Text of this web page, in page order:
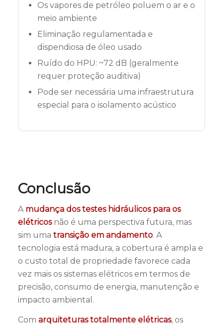
Os vapores de petróleo poluem o ar e o
meio ambiente
Eliminação regulamentada e
dispendiosa de óleo usado
Ruído do HPU: ~72 dB (geralmente
requer proteção auditiva)
Pode ser necessária uma infraestrutura
especial para o isolamento acústico
Conclusão
A mudança dos testes hidráulicos para os
elétricos não é uma perspectiva futura, mas
sim uma transição em andamento. A
tecnologia está madura, a cobertura é ampla e
o custo total de propriedade favorece cada
vez mais os sistemas elétricos em termos de
precisão, consumo de energia, manutenção e
impacto ambiental.
Com arquiteturas totalmente elétricas, os